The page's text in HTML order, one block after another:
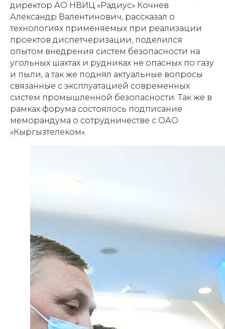
директор АО НВИЦ «Радиус» Кочнев
Александр Валентинович, рассказал о
технологиях применяемых при реализации
проектов диспетчеризации, поделился
опытом внедрения систем безопасности на
угольных шахтах и рудниках не опасных по газу
и пыли, а так же поднял актуальные вопросы
связанные с эксплуатацией современных
систем промышленной безопасности. Так же в
рамках форума состоялось подписание
меморандума о сотрудничестве с ОАО
«Кыргызтелеком».